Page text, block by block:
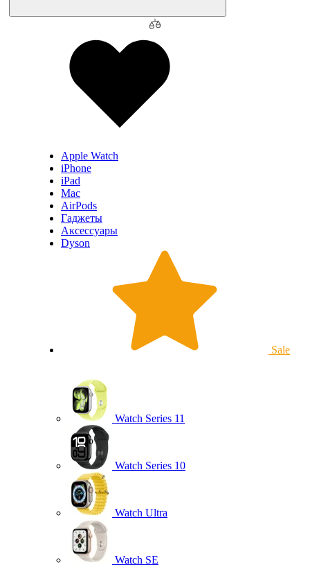
Apple Watch
iPhone
iPad
Mac
AirPods
Гаджеты
Аксессуары
Dyson
Sale
Watch Series 11
Watch Series 10
Watch Ultra
Watch SE